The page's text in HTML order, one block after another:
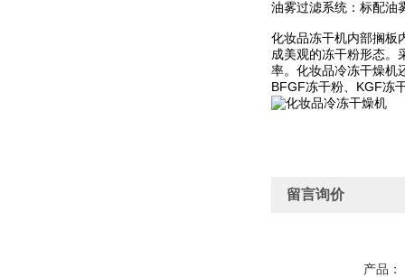
油雾过滤系统：标配油
化妆品冻干机内部搁板
成美观的冻干粉形态。
率。化妆品冷冻干燥机
BFGF冻干粉、KGF冻
留言询价
产品：